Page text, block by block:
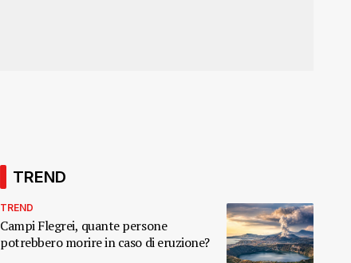
TREND
TREND
Campi Flegrei, quante persone
potrebbero morire in caso di eruzione?